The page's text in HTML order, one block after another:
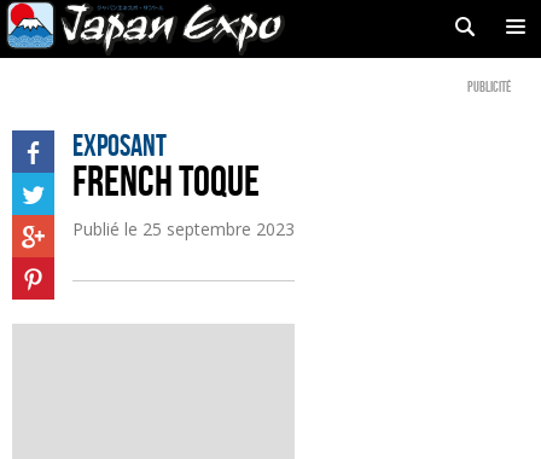
Publicité
Exposant
FRENCH TOQUE
Publié le 25 septembre 2023